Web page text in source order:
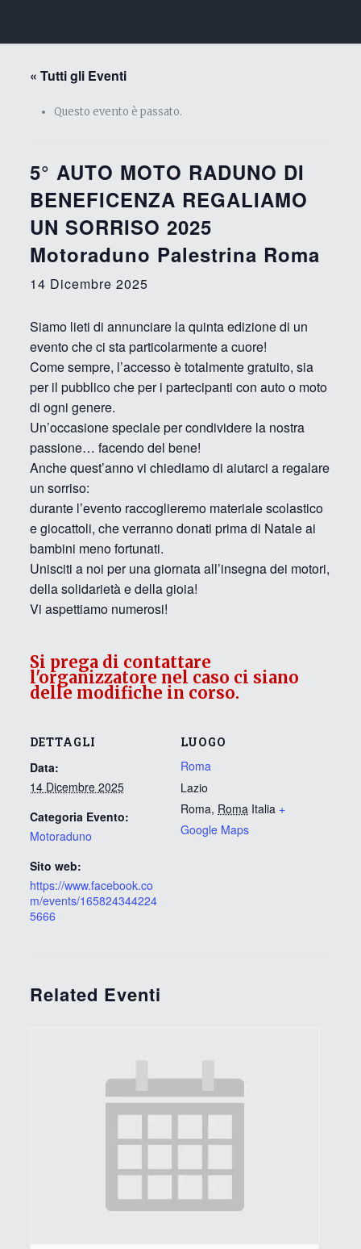
« Tutti gli Eventi
Questo evento è passato.
5° AUTO MOTO RADUNO DI
BENEFICENZA REGALIAMO
UN SORRISO 2025
Motoraduno Palestrina Roma
14 Dicembre 2025
Siamo lieti di annunciare la quinta edizione di un
evento che ci sta particolarmente a cuore!
Come sempre, l’accesso è totalmente gratuito, sia
per il pubblico che per i partecipanti con auto o moto
di ogni genere.
Un’occasione speciale per condividere la nostra
passione… facendo del bene!
Anche quest’anno vi chiediamo di aiutarci a regalare
un sorriso:
durante l’evento raccoglieremo materiale scolastico
e giocattoli, che verranno donati prima di Natale ai
bambini meno fortunati.
Unisciti a noi per una giornata all’insegna dei motori,
della solidarietà e della gioia!
Vi aspettiamo numerosi!
DETTAGLI
Data:
14 Dicembre 2025
Categoria Evento:
Motoraduno
Sito web:
https://www.facebook.co
m/events/165824344224
5666
LUOGO
Roma
Lazio
Roma, Roma Italia +
Google Maps
Related Eventi
Si prega di contattare
l'organizzatore nel caso ci siano
delle modifiche in corso.